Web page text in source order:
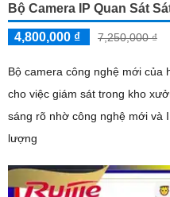
Bộ Camera IP Quan Sát
4,800,000 ₫ 7,250,000 ₫
Bộ camera công nghệ mới của
cho việc giám sát trong kho xưởng
sáng rõ nhờ công nghệ mới và
lượng